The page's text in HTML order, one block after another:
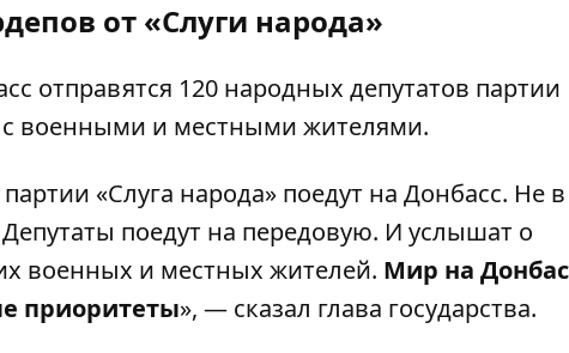
от «Слуги народа»
отправятся 120 народных депутатов партии
с военными и местными жителями.
«Слуга народа» поедут на Донбасс. Не в
поедут на передовую. И услышат о
военных и местных жителей. Мир на
приоритеты», — сказал глава государства.